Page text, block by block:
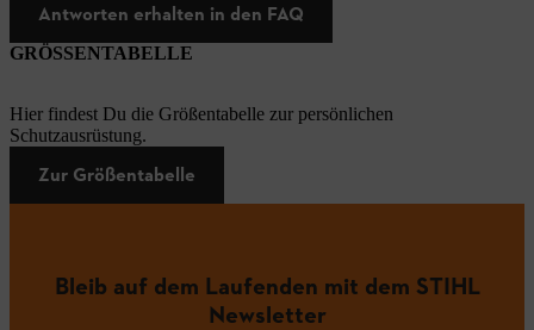
Antworten erhalten in den FAQ
GRÖSSENTABELLE
Hier findest Du die Größentabelle zur persönlichen
Schutzausrüstung.
Zur Größentabelle
Bleib auf dem Laufenden mit dem STIHL
Newsletter